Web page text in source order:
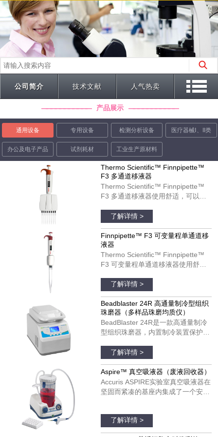
公司简介 技术文献 人气热卖
产品展示
通用设备 专用设备 检测分析设备 医疗器械Ⅰ、II类
办公及电子产品 试剂耗材 工业生产原材料
Thermo Scientific™ Finnpipette™
F3 多通道移液器
Thermo Scientific™ Finnpipette™
F3 多通道移液器使用舒适，可以在
识的宽型指状支托和人体工程学柄设
计可以改善您的移液体验。
Finnpipette F3 移液器可以用于单个
和多通道模具。货号：4660050；
4660010；4660020；4660040
了解详情 >
Finnpipette™ F3 可变量程单通道移
液器
Thermo Scientific™ Finnpipette™
F3 可变量程单通道移液器使用舒
作用。Finnpipette F3 移液器具有宽
阔的、支持彩色编码的指托和人机工
效学手柄设计。Finnpipette F3 移液
器可以用于单个和多通道模具。货
号：4640100；4640000；
4640010；4640020；4640030；
4640070；4640080
了解详情 >
Beadblaster 24R 高通量制冷型组织
珠磨器（多样品珠磨均质仪）
BeadBlaster 24R是一款高通量制冷
型组织珠磨器，内置制冷装置保护温
数珠磨器不同，BeadBlaster 24R具
有真正的、基于压缩机的制冷系统，
不需要干冰、液氮和空气供应。只需
设置所需的温度并预冷，温度将在整
个均质过程中维持低温，以保证样品
了解详情 >
Aspire™ 真空吸液器（废液回收器）
Accuris ASPIRE实验室真空吸液器在
坚固而紧凑的基座内集成了一个安
真空表。
了解详情 >